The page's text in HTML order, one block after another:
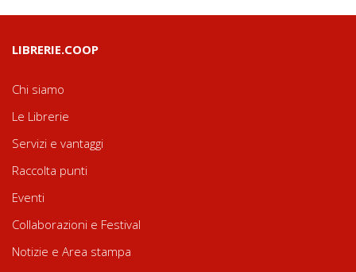
LIBRERIE.COOP
Chi siamo
Le Librerie
Servizi e vantaggi
Raccolta punti
Eventi
Collaborazioni e Festival
Notizie e Area stampa